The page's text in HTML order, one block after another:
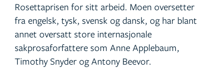
Rosettaprisen for sitt arbeid. Moen oversetter
fra engelsk, tysk, svensk og dansk, og har blant
annet oversatt store internasjonale
sakprosaforfattere som Anne Applebaum,
Timothy Snyder og Antony Beevor.